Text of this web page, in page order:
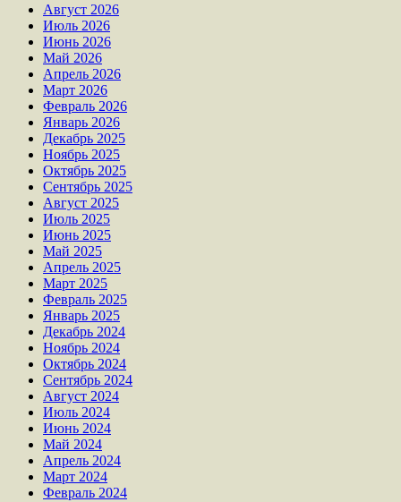
Август 2026
Июль 2026
Июнь 2026
Май 2026
Апрель 2026
Март 2026
Февраль 2026
Январь 2026
Декабрь 2025
Ноябрь 2025
Октябрь 2025
Сентябрь 2025
Август 2025
Июль 2025
Июнь 2025
Май 2025
Апрель 2025
Март 2025
Февраль 2025
Январь 2025
Декабрь 2024
Ноябрь 2024
Октябрь 2024
Сентябрь 2024
Август 2024
Июль 2024
Июнь 2024
Май 2024
Апрель 2024
Март 2024
Февраль 2024